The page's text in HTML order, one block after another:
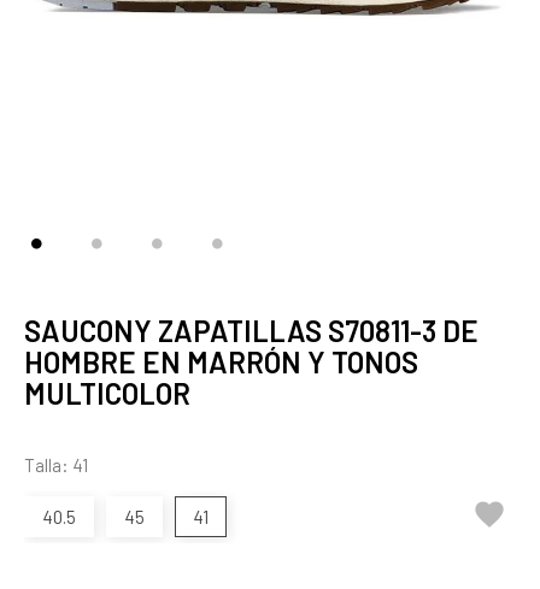
SAUCONY ZAPATILLAS S70811-3 DE
HOMBRE EN MARRÓN Y TONOS
MULTICOLOR
Talla: 41
40.5 45 41 